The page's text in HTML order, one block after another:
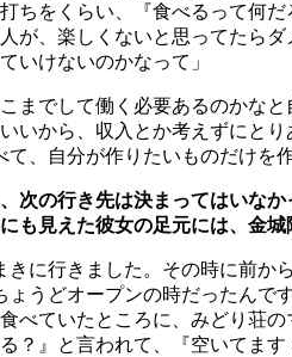
ちをくらい、『食べるって何
が、楽しくないと思ってたら
いけないのかなって」
までして働く必要あるのか
いから、収入とか考えずにと
、自分が作りたいものだけを
次の行き先は決まってはいな
見えた彼女の足元には、金城
に行きました。その時に前か
うどオープンの時だったん
べていたところに、みどり荘
？』と言われて、『空いてま